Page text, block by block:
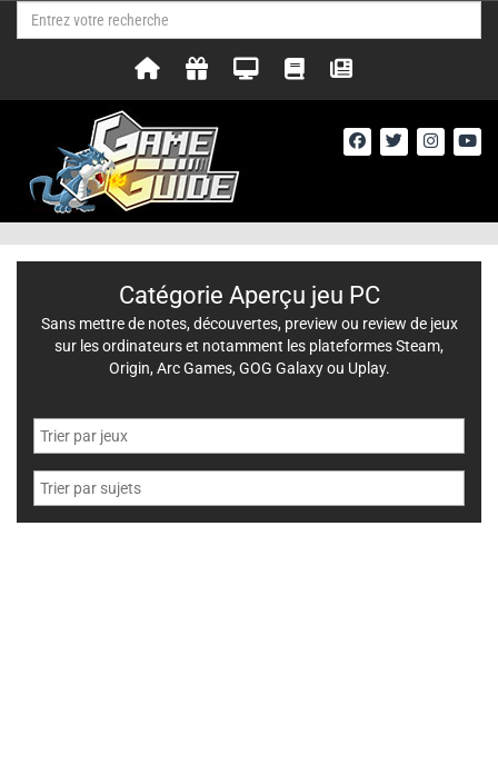
Catégorie Aperçu jeu PC
Sans mettre de notes, découvertes, preview ou review de jeux
sur les ordinateurs et notamment les plateformes Steam,
Origin, Arc Games, GOG Galaxy ou Uplay.